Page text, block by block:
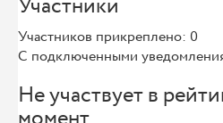
Участники
Участников прикреплено: 0
С подключенными
Не участвует в